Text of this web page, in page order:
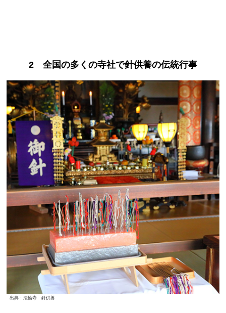
2 全国の多くの寺社で針供養の伝統行事
出典：法輪寺 針供養